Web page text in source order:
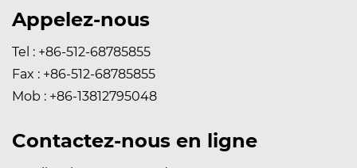
Appelez-nous
Tel : +86-512-68785855
Fax : +86-512-68785855
Mob : +86-13812795048
Contactez-nous en ligne